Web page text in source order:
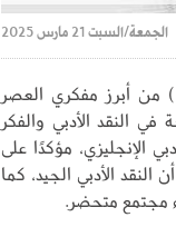
الجمعة/السبت 21 مارس 2025
والناقد الإنجليزي ماثيو آرنولد(1822-1888م) من أبرز مفكري العصر
النقد الأدبي والفكر
الإنجليزي، مؤكدًا على
الأدبي الجيد، كما
مجتمع متحضر.